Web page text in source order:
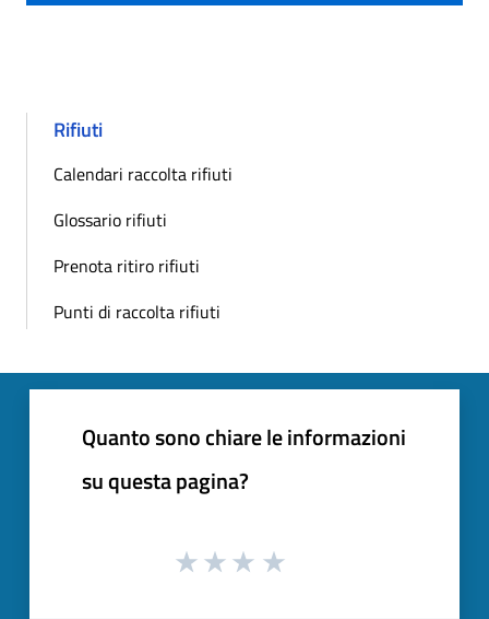
Rifiuti
Calendari raccolta rifiuti
Glossario rifiuti
Prenota ritiro rifiuti
Punti di raccolta rifiuti
Quanto sono chiare le informazioni
su questa pagina?